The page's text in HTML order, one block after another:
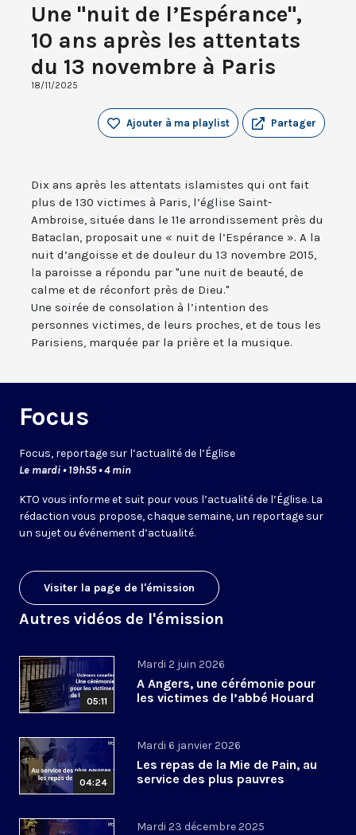
Une "nuit de l’Espérance",
10 ans après les attentats
du 13 novembre à Paris
18/11/2025
Partager
Ajouter à ma playlist
Dix ans après les attentats islamistes qui ont fait
plus de 130 victimes à Paris, l’église Saint-
Ambroise, située dans le 11e arrondissement près du
Bataclan, proposait une « nuit de l’Espérance ». A la
nuit d’angoisse et de douleur du 13 novembre 2015,
la paroisse a répondu par "une nuit de beauté, de
calme et de réconfort près de Dieu."
Une soirée de consolation à l’intention des
personnes victimes, de leurs proches, et de tous les
Parisiens, marquée par la prière et la musique.
Focus
Focus, reportage sur l’actualité de l’Église
Le mardi • 19h55 • 4 min
KTO vous informe et suit pour vous l’actualité de l’Église. La
rédaction vous propose, chaque semaine, un reportage sur
un sujet ou événement d’actualité.
Visiter la page de l'émission
Autres vidéos de l'émission
05:11
Mardi 2 juin 2026
A Angers, une cérémonie pour
les victimes de l’abbé Houard
04:24
Mardi 6 janvier 2026
Les repas de la Mie de Pain, au
service des plus pauvres
Mardi 23 décembre 2025